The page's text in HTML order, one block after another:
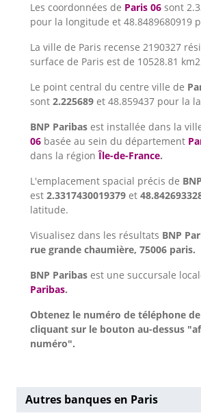
Les coordonnées de Paris 06 sont
pour la longitude et 48.8489680919
La ville de Paris recense 2190327
surface de Paris est de 10528.81
Le point central du centre ville de
sont 2.225689 et 48.859437 pour la
BNP Paribas est installée dans la
06 basée au sein du département
dans la régionÎle-de-France.
L'emplacement spacial précis de
est 2.3317430019379 et
latitude.
Visualisez dans les résultats BNP
rue grande chaumière, 75006 paris.
BNP Paribas est une succursale
Paribas.
Obtenez le numéro de téléphone de
cliquant sur le bouton au-dessus
numéro".
Autres banques en Paris